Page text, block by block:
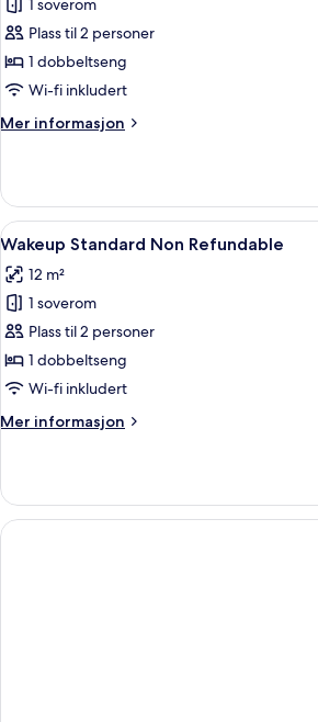
Wakeup
Sky
Non
Refundable
1 soverom
Plass til 2 personer
1 dobbeltseng
Wi-fi inkludert
Mer informasjon
Mer
Sky
Non
Refundable
Åpne
alle
bildene
av
Wakeup
Standard
Non
7
Wakeup Standard Non Refundable
12 m²
1 soverom
Plass til 2 personer
1 dobbeltseng
Wi-fi inkludert
Mer informasjon
Mer
Standard
Non
Refundable